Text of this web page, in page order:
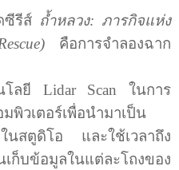
ซีรีส์ ถ้ำหลวง: ภารกิจแห่ง
คือการจำลองฉาก
โลยี Lidar Scan ในการ
พิวเตอร์เพื่อนำมาเป็น
นสตูดิโอ และใช้เวลาถึง
ก็บข้อมูลในแต่ละโถงของ